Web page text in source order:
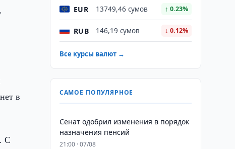
в
С
EUR 13749,46 сумов ↑ 0.23%
RUB 146,19 сумов ↓ 0.12%
Все курсы валют →
САМОЕ ПОПУЛЯРНОЕ
Сенат одобрил изменения в порядок
назначения пенсий
21:00 · 07/08